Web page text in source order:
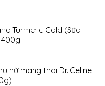
Turmeric Gold (Sữa
400g
nữ mang thai Dr. Celine